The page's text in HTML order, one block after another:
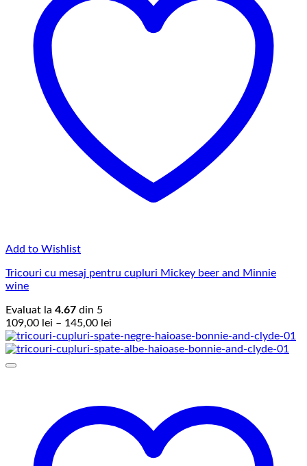
Add to Wishlist
Tricouri cu mesaj pentru cupluri Mickey beer and Minnie
wine
Evaluat la 4.67 din 5
109,00 lei – 145,00 lei
de
prețuri: